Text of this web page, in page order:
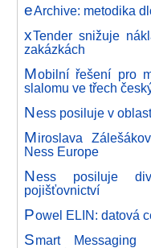
eArchive: metodika
xTender snižuje
zakázkách
Mobilní řešení pro
slalomu ve třech
Ness posiluje v
Miroslava
Ness Europe
Ness posiluje
pojišťovnictví
Powel ELIN: datová
Smart Messaging